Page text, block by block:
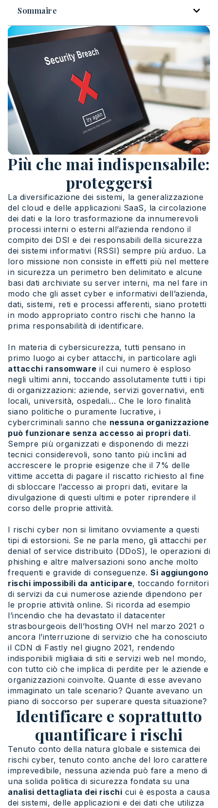
Sommaire
Più che mai indispensabile:
proteggersi
La diversificazione dei sistemi, la generalizzazione
del cloud e delle applicazioni SaaS, la circolazione
dei dati e la loro trasformazione da innumerevoli
processi interni o esterni all’azienda rendono il
compito dei DSI e dei responsabili della sicurezza
dei sistemi informativi (RSSI) sempre più arduo. La
loro missione non consiste in effetti più nel mettere
in sicurezza un perimetro ben delimitato e alcune
basi dati archiviate su server interni, ma nel fare in
modo che gli asset cyber e informativi dell’azienda,
dati, sistemi, reti e processi afferenti, siano protetti
in modo appropriato contro rischi che hanno la
prima responsabilità di identificare.
In materia di cybersicurezza, tutti pensano in
primo luogo ai cyber attacchi, in particolare agli
attacchi ransomware il cui numero è esploso
negli ultimi anni, toccando assolutamente tutti i tipi
di organizzazioni: aziende, servizi governativi, enti
locali, università, ospedali… Che le loro finalità
siano politiche o puramente lucrative, i
cybercriminali sanno che nessuna organizzazione
può funzionare senza accesso ai propri dati.
Sempre più organizzati e disponendo di mezzi
tecnici considerevoli, sono tanto più inclini ad
accrescere le proprie esigenze che il 7% delle
vittime accetta di pagare il riscatto richiesto al fine
di sbloccare l’accesso ai propri dati, evitare la
divulgazione di questi ultimi e poter riprendere il
corso delle proprie attività.
I rischi cyber non si limitano ovviamente a questi
tipi di estorsioni. Se ne parla meno, gli attacchi per
denial of service distribuito (DDoS), le operazioni di
phishing e altre malversazioni sono anche molto
frequenti e gravide di conseguenze. Si aggiungono
rischi impossibili da anticipare, toccando fornitori
di servizi da cui numerose aziende dipendono per
le proprie attività online. Si ricorda ad esempio
l’incendio che ha devastato il datacenter
strasbourgeois dell’hosting OVH nel marzo 2021 o
ancora l’interruzione di servizio che ha conosciuto
il CDN di Fastly nel giugno 2021, rendendo
indisponibili migliaia di siti e servizi web nel mondo,
con tutto ciò che implica di perdite per le aziende e
organizzazioni coinvolte. Quante di esse avevano
immaginato un tale scenario? Quante avevano un
piano di soccorso per superare questa situazione?
Identificare e soprattutto
quantificare i rischi
Tenuto conto della natura globale e sistemica dei
rischi cyber, tenuto conto anche del loro carattere
imprevedibile, nessuna azienda può fare a meno di
una solida politica di sicurezza fondata su una
analisi dettagliata dei rischi cui è esposta a causa
dei sistemi, delle applicazioni e dei dati che utilizza